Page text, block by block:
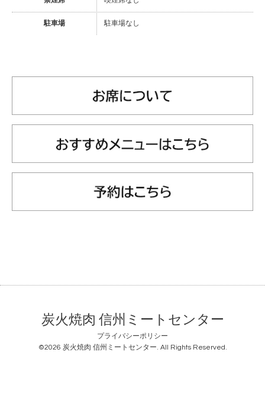
駐車場 駐車場なし
炭火焼肉 信州ミートセンター
プライバシーポリシー
©2026 炭火焼肉 信州ミートセンター. All Rights Reserved.